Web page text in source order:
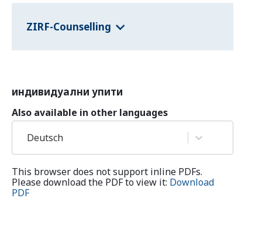
ZIRF-Counselling
индивидуални упити
Also available in other languages
Deutsch
This browser does not support inline PDFs.
Please download the PDF to view it: Download
PDF